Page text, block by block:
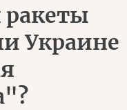
ракеты
Украине